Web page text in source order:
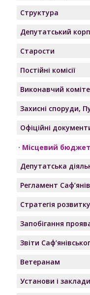
Структура
Депутатський
Старости
Постійні комісії
Виконавчий
Захисні споруди,
Офіційні
Місцевий бюджет
Депутатська
Регламент
Стратегія
Запобігання
Звіти
Ветеранам
Установи і